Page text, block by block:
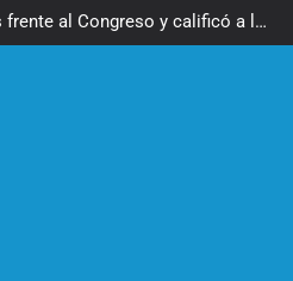
al borde de los 450 puntos
al Congreso y calificó a los
como «delincuentes anarquistas»
los tres secretos para servirla
quedó al borde de los 450 puntos
al Congreso y calificó a los
los tres secretos para servirla
mejora el tiempo y llegan las